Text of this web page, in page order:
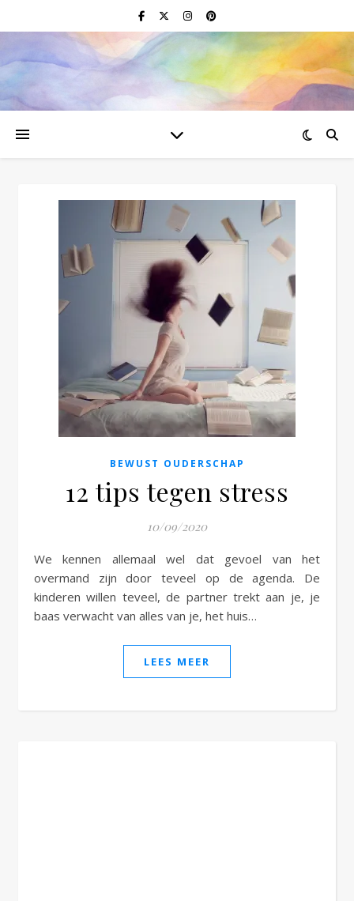
BEWUST OUDERSCHAP
12 tips tegen stress
10/09/2020
We kennen allemaal wel dat gevoel van het
overmand zijn door teveel op de agenda. De
kinderen willen teveel, de partner trekt aan je, je
baas verwacht van alles van je, het huis…
LEES MEER